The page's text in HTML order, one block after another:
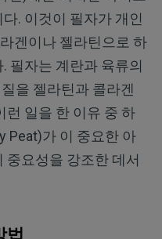
. 이것이 필자가 개인
겐이나 젤라틴으로 하
필자는 계란과 육류의
을 젤라틴과 콜라겐
런 일을 한 이유 중 하
Peat)가 이 중요한 아
중요성을 강조한 데서
법